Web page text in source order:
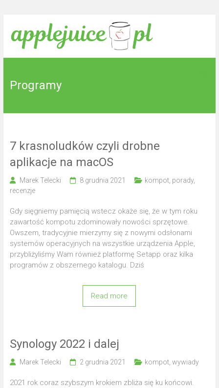
content
sok z
jabłek.
Programy
7 krasnoludków czyli drobne
aplikacje na macOS
Marek Telecki 8 grudnia 2021 kompot, porady,
recenzje
Gdy sięgniemy pamięcią wstecz okaże się, że w tym roku
zawartość kompotu zdominowały nowości sprzętowe.
Owszem, tradycyjnie mierzymy się z nowymi odsłonami
systemów operacyjnych na wszystkie urządzenia Apple,
przybliżyliśmy Wam również platformę Setapp oraz kilka
programów z obszernego katalogu. Dziś
Read more
Synology 2022 i dalej
Marek Telecki 2 grudnia 2021 kompot, wywiady
2021 rok coraz szybszym krokiem zbliża się ku końcowi.